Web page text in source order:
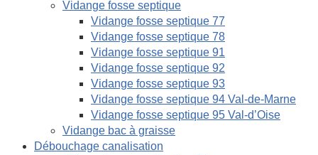
Vidange fosse septique
Vidange fosse septique 77
Vidange fosse septique 78
Vidange fosse septique 91
Vidange fosse septique 92
Vidange fosse septique 93
Vidange fosse septique 94 Val-de-Marne
Vidange fosse septique 95 Val-d’Oise
Vidange bac à graisse
Débouchage canalisation